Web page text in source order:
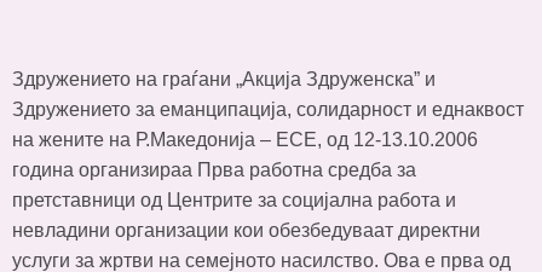
Здружението на граѓани „Акција Здруженска” и
Здружението за еманципација, солидарност и еднаквост
на жените на Р.Македонија – ЕСЕ, од 12-13.10.2006
година организираа Прва работна средба за
претставници од Центрите за социјална работа и
невладини организации кои обезбедуваат директни
услуги за жртви на семејното насилство. Ова е прва од